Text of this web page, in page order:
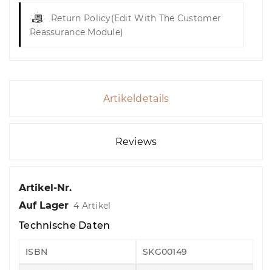
Return Policy(edit With The Customer
Reassurance Module)
Artikeldetails
Reviews
Artikel-Nr.
Auf Lager 4 Artikel
Technische Daten
ISBN SKG00149